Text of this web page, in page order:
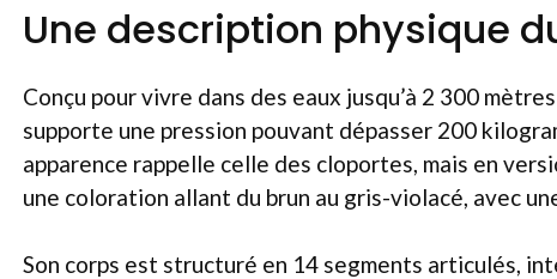
Une description physique
Conçu pour vivre dans des eaux jusqu’à 2 300
supporte une pression pouvant dépasser 200
apparence rappelle celle des cloportes, mais en
une coloration allant du brun au gris-violacé, avec
Son corps est structuré en 14 segments articulés,